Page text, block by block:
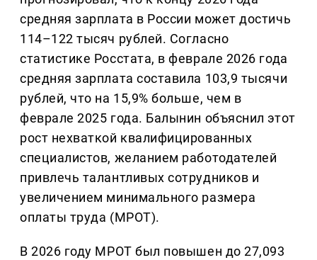
средняя зарплата в России может достичь
114–122 тысяч рублей. Согласно
статистике Росстата, в феврале 2026 года
средняя зарплата составила 103,9 тысячи
рублей, что на 15,9% больше, чем в
феврале 2025 года. Балынин объяснил этот
рост нехваткой квалифицированных
специалистов, желанием работодателей
привлечь талантливых сотрудников и
увеличением минимального размера
оплаты труда (МРОТ).
В 2026 году МРОТ был повышен до 27,093